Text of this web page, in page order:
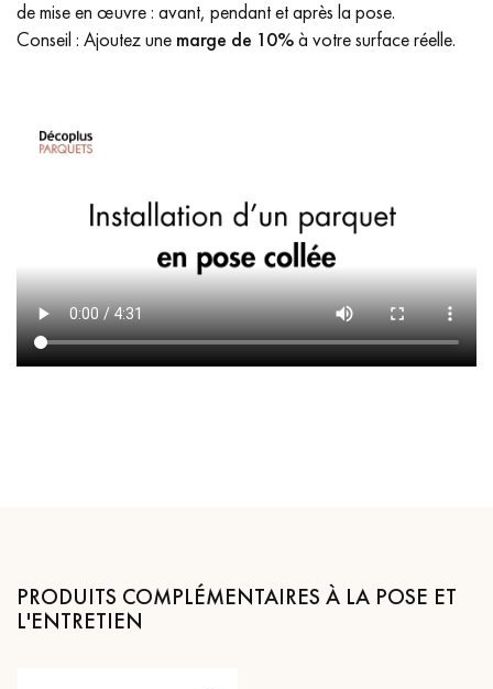
de mise en œuvre : avant, pendant et après la pose.
Conseil : Ajoutez une marge de 10%à votre surface réelle.
PRODUITS COMPLÉMENTAIRES À LA POSE ET
L'ENTRETIEN